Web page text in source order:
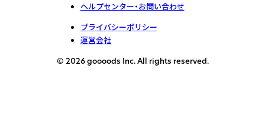
ヘルプセンター・お問い合わせ
プライバシーポリシー
運営会社
© 2026 goooods Inc. All rights reserved.